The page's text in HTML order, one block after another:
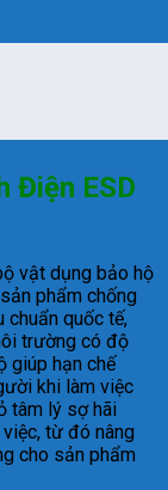
Điện ESD
vật dụng bảo hộ
phẩm chống
quốc tế,
trường có độ
giúp hạn chế
khi làm việc
tâm lý sợ hãi
từ đó nâng
cho sản phẩm